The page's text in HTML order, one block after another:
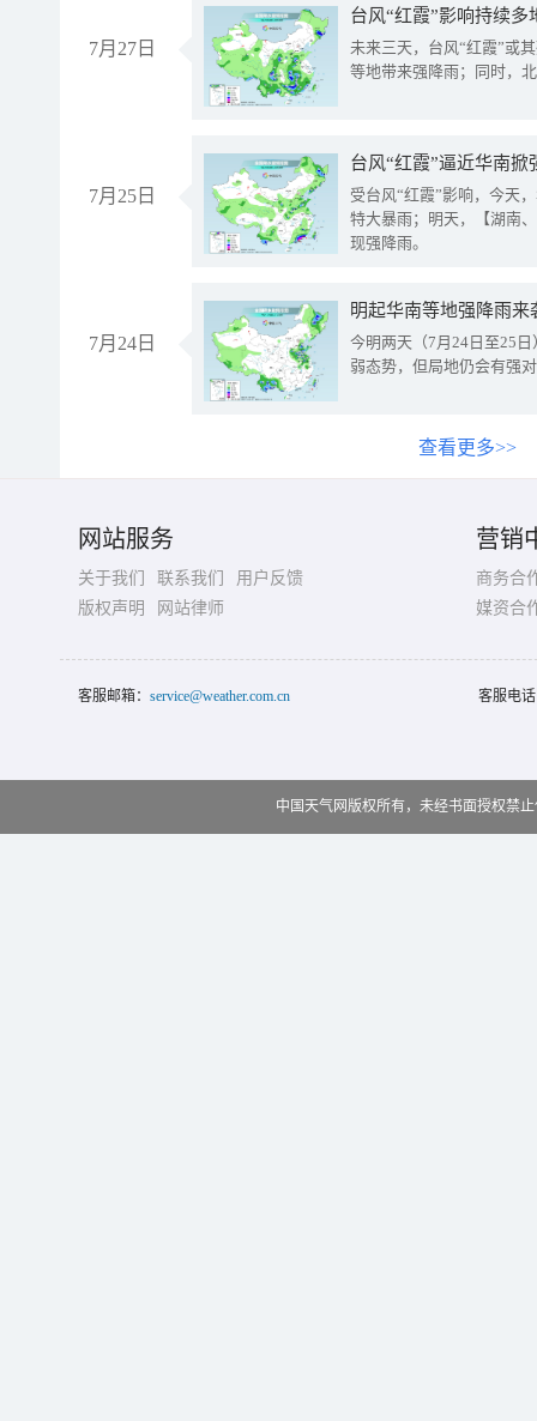
7月27日
台风“红霞”影响持续
未来三天，台风“红霞”或
等地带来强降雨；同时，
7月25日
台风“红霞”逼近华南
受台风“红霞”影响，今天
特大暴雨；明天，【湖南
现强降雨。
7月24日
明起华南等地强降雨
今明两天（7月24日至25
弱态势，但局地仍会有强
查看更多>>
网站服务
关于我们 联系我们
用户反馈
版权声明
网站律师
营销
商务合
媒资合
客服邮箱： service@weather.com.cn 客服电
中国天气网版权所有，未经书面授权